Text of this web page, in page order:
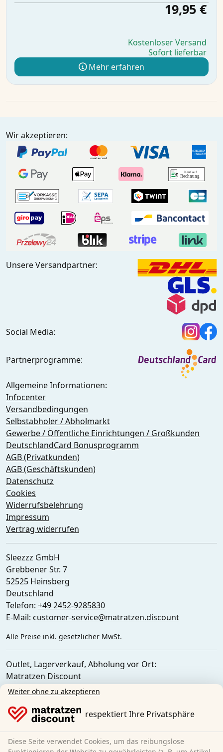
19,95 €
Kostenloser Versand
Sofort lieferbar
Mehr erfahren
Wir akzeptieren:
Unsere Versandpartner:
Social Media:
Partnerprogramme:
Allgemeine Informationen:
Infocenter
Versandbedingungen
Selbstabholer / Abholmarkt
Gewerbe / Öffentliche Einrichtungen / Großkunden
DeutschlandCard Bonusprogramm
AGB (Privatkunden)
AGB (Geschäftskunden)
Datenschutz
Cookies
Widerrufsbelehrung
Impressum
Vertrag widerrufen
Sleezzz GmbH
Grebbener Str. 7
52525 Heinsberg
Deutschland
Telefon: +49 2452-9285830
E-Mail: customer-service@matratzen.discount
Alle Preise inkl. gesetzlicher MwSt.
Outlet, Lagerverkauf, Abholung vor Ort:
Matratzen Discount
Ferdinand-Porsche-Str. 4
Deutschland
Weiter ohne zu akzeptieren
respektiert Ihre Privatsphäre
Diese Seite verwendet Cookies, um das reibungslose